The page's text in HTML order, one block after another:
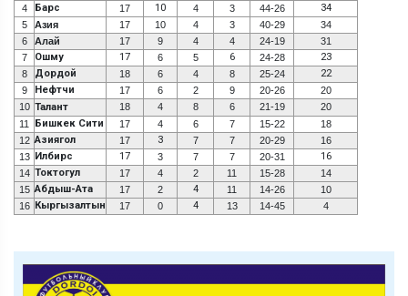
4 Барс 17 10 4 3 44-26 34
5 Азия 17 10 4 3 40-29
34
6
Алай 17 9 4 4 24-19
31
7
Ошму 17 6 5 6 24-28 23
8 Дордой 18 6 4 8 25-24 22
9 Нефтчи 17 6 2 9 20-26
20
10 Талант 18 4 8 6 21-19
20
11
Бишкек Сити 17 4 6 7 15-22
18
12 Азиягол 17 3 7 7 20-29
16
13 Илбирс 17 3 7 7 20-31 16
14 Токтогул 17 4 2 11 15-28
14
15 Абдыш-Ата 17 2 4 11 14-26
10
16 Кыргызалтын 17 0 4 13 14-45 4